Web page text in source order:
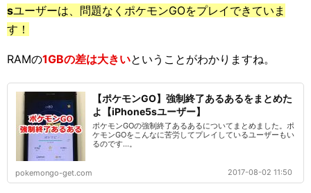
sユーザーは、問題なくポケモンGOをプレイできていま
す！
RAMの1GBの差は大きいということがわかりますね。
【ポケモンGO】強制終了あるあるをまとめた
よ【iPhone5sユーザー】
ポケモンGOの強制終了あるあるについてまとめました。ポ
ケモンGOをこんなに苦労してプレイしているユーザーもい
るのです…。
pokemongo-get.com 2017-08-02 11:50